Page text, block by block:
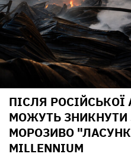
ПІСЛЯ
МОЖУТЬ ЗНИКНУТИ
МОРОЗИВО
MILLENNIUM